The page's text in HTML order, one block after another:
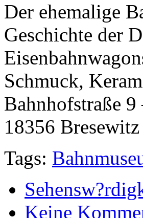
Der ehemalige
Geschichte der
Schmuck,
Bahnhofstraße 9
18356 Bresewitz
Tags:
Keine